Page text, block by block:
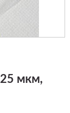
мкм,